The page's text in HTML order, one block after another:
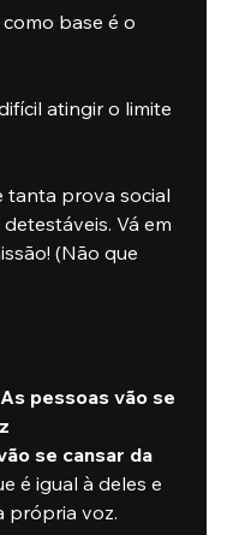
base é o
atingir o limite
tanta prova social
Vá em
(Não que
As pessoas vão se
se cansar da
é igual à deles e
própria voz.